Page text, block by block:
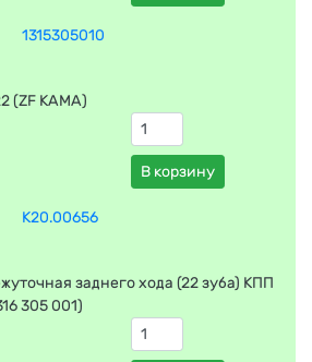
1315305010
(ZF КАМА)
В корзину
K20.00656
заднего хода (22 зуба) КПП
305 001)